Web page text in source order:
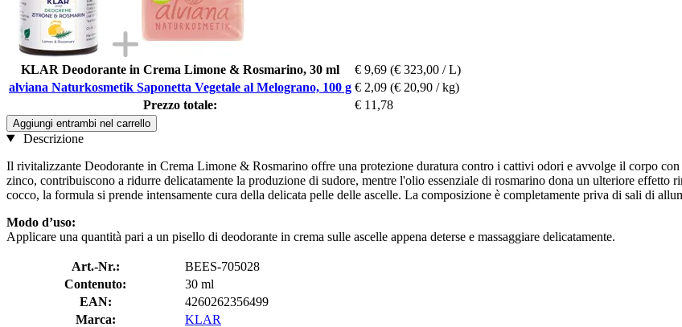
KLAR Deodorante in Crema Limone & Rosmarino, 30 ml € 9,69 (€ 323,00 / L)
alviana Naturkosmetik Saponetta Vegetale al Melograno, 100 g € 2,09 (€ 20,90 / kg)
Prezzo totale:
€ 11,78
Aggiungi entrambi nel carrello
Descrizione
Il rivitalizzante Deodorante in Crema Limone & Rosmarino offre una protezione duratura contro i cattivi odori e avvolge il corpo
zinco, contribuiscono a ridurre delicatamente la produzione di sudore, mentre l'olio essenziale di rosmarino dona un ulteriore
cocco, la formula si prende intensamente cura della delicata pelle delle ascelle. La composizione è completamente priva di sali di
Modo d’uso:
Applicare una quantità pari a un pisello di deodorante in crema sulle ascelle appena deterse e massaggiare delicatamente.
Art.-Nr.:
BEES-705028
Contenuto:
30 ml
EAN:
4260262356499
Marca:
KLAR